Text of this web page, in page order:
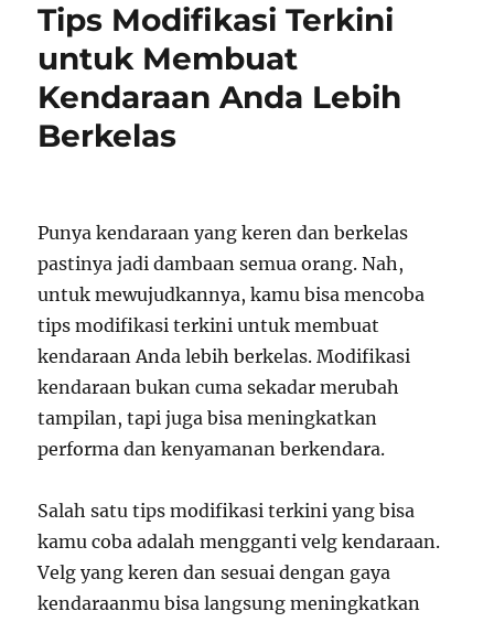
Tips Modifikasi Terkini
untuk Membuat
Kendaraan Anda Lebih
Berkelas
Punya kendaraan yang keren dan berkelas
pastinya jadi dambaan semua orang. Nah,
untuk mewujudkannya, kamu bisa mencoba
tips modifikasi terkini untuk membuat
kendaraan Anda lebih berkelas. Modifikasi
kendaraan bukan cuma sekadar merubah
tampilan, tapi juga bisa meningkatkan
performa dan kenyamanan berkendara.
Salah satu tips modifikasi terkini yang bisa
kamu coba adalah mengganti velg kendaraan.
Velg yang keren dan sesuai dengan gaya
kendaraanmu bisa langsung meningkatkan